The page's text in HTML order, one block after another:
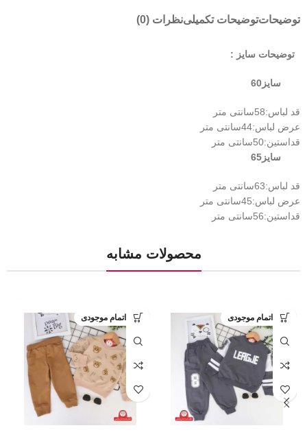
توضیحاتتوضیحات تکمیلینظرات (0)
توضیحات سایز :
سایز60
قد لباس:58سانتی متر
عرض لباس:44سانتی متر
قداستین:50سانتی متر
سایز65
قد لباس:63سانتی متر
عرض لباس:45سانتی متر
قداستین:56سانتی متر
محصولات مشابه
اتمام موجودی اتمام موجودی